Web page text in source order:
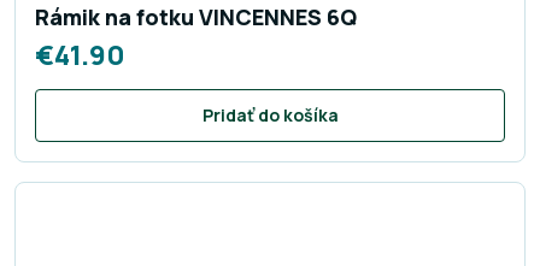
Rámik na fotku VINCENNES 6Q
€41.90
Pridať do košíka